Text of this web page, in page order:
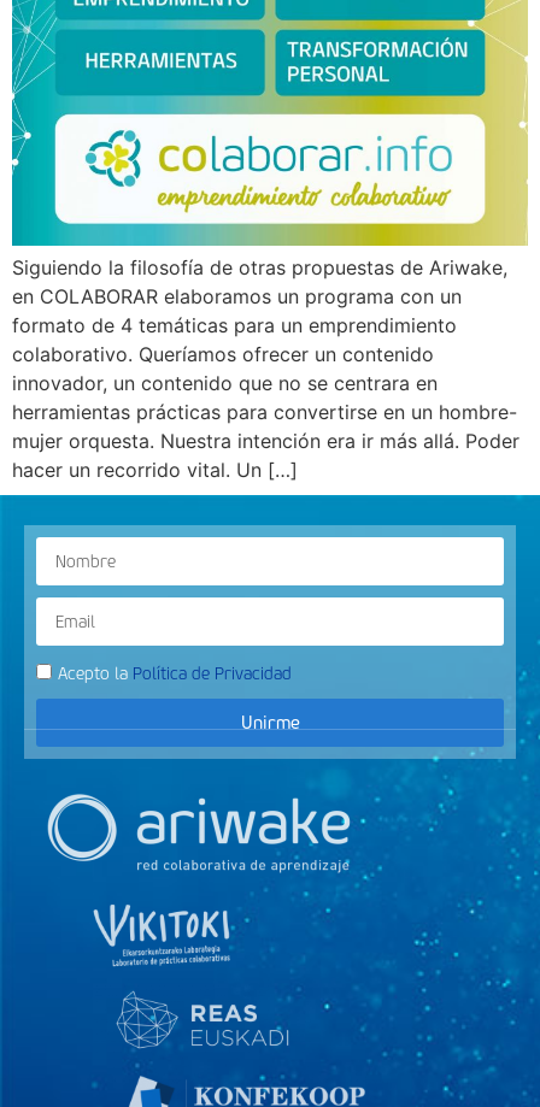
Siguiendo la filosofía de otras propuestas de Ariwake,
en COLABORAR elaboramos un programa con un
formato de 4 temáticas para un emprendimiento
colaborativo. Queríamos ofrecer un contenido
innovador, un contenido que no se centrara en
herramientas prácticas para convertirse en un hombre-
mujer orquesta. Nuestra intención era ir más allá. Poder
hacer un recorrido vital. Un […]
Acepto la Política de Privacidad
Unirme